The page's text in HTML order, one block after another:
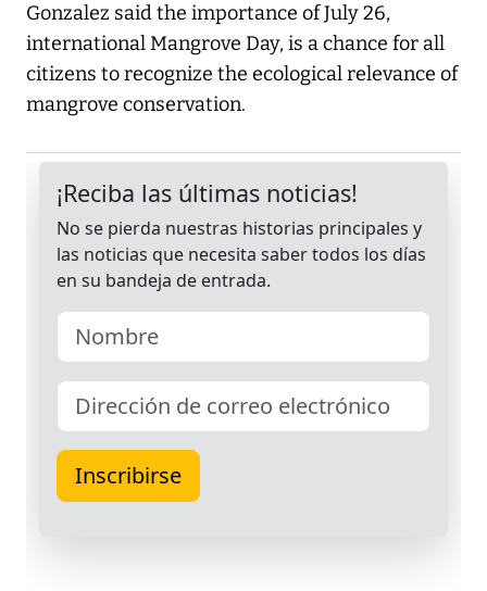
Gonzalez said the importance of July 26,
international Mangrove Day, is a chance for all
citizens to recognize the ecological relevance of
mangrove conservation.